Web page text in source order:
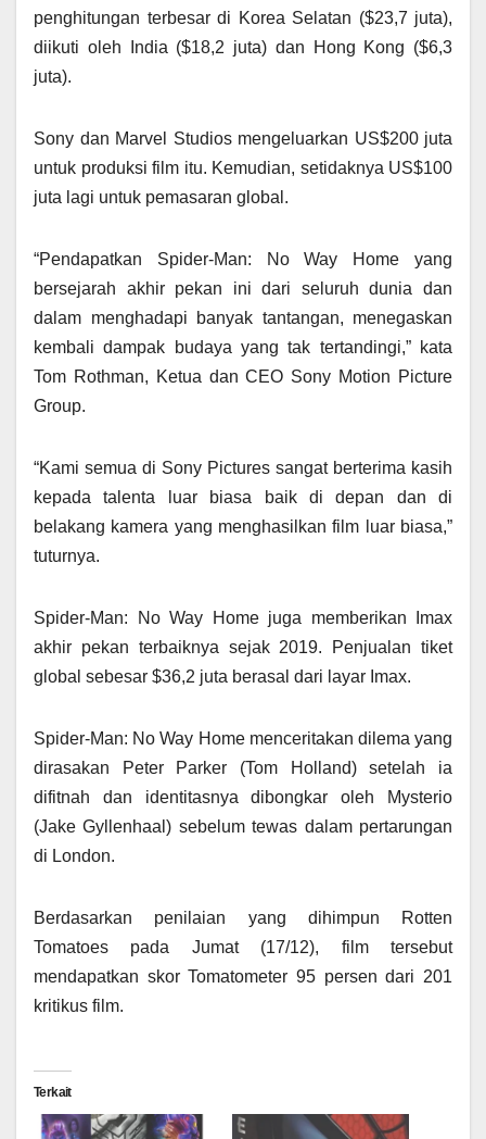
penghitungan terbesar di Korea Selatan ($23,7 juta),
diikuti oleh India ($18,2 juta) dan Hong Kong ($6,3
juta).
Sony dan Marvel Studios mengeluarkan US$200 juta
untuk produksi film itu. Kemudian, setidaknya US$100
juta lagi untuk pemasaran global.
“Pendapatkan Spider-Man: No Way Home yang
bersejarah akhir pekan ini dari seluruh dunia dan
dalam menghadapi banyak tantangan, menegaskan
kembali dampak budaya yang tak tertandingi,” kata
Tom Rothman, Ketua dan CEO Sony Motion Picture
Group.
“Kami semua di Sony Pictures sangat berterima kasih
kepada talenta luar biasa baik di depan dan di
belakang kamera yang menghasilkan film luar biasa,”
tuturnya.
Spider-Man: No Way Home juga memberikan Imax
akhir pekan terbaiknya sejak 2019. Penjualan tiket
global sebesar $36,2 juta berasal dari layar Imax.
Spider-Man: No Way Home menceritakan dilema yang
dirasakan Peter Parker (Tom Holland) setelah ia
difitnah dan identitasnya dibongkar oleh Mysterio
(Jake Gyllenhaal) sebelum tewas dalam pertarungan
di London.
Berdasarkan penilaian yang dihimpun Rotten
Tomatoes pada Jumat (17/12), film tersebut
mendapatkan skor Tomatometer 95 persen dari 201
kritikus film.
Terkait